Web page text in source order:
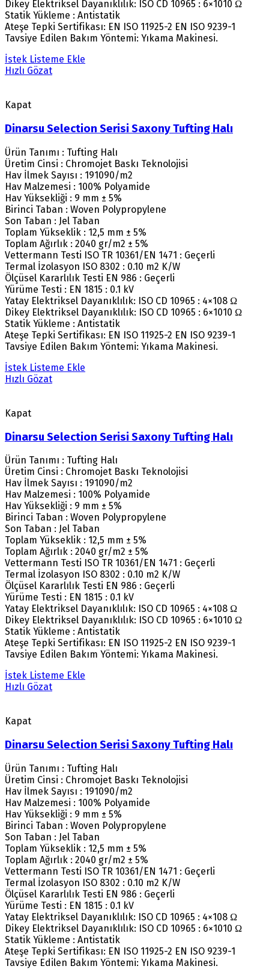
Dikey Elektriksel Dayanıklılık: ISO CD 10965 : 6×1010 Ω
Statik Yükleme : Antistatik
Ateşe Tepki Sertifikası: EN ISO 11925-2 EN ISO 9239-1
Tavsiye Edilen Bakım Yöntemi: Yıkama Makinesi.
İstek Listeme Ekle
Hızlı Gözat
Kapat
Dinarsu Selection Serisi Saxony Tufting Halı
Ürün Tanımı : Tufting Halı
Üretim Cinsi : Chromojet Baskı Teknolojisi
Hav İlmek Sayısı : 191090/m2
Hav Malzemesi : 100% Polyamide
Hav Yüksekliği : 9 mm ± 5%
Birinci Taban : Woven Polypropylene
Son Taban : Jel Taban
Toplam Yükseklik : 12,5 mm ± 5%
Toplam Ağırlık : 2040 gr/m2 ± 5%
Vettermann Testi ISO TR 10361/EN 1471 : Geçerli
Termal İzolasyon ISO 8302 : 0.10 m2 K/W
Ölçüsel Kararlılık Testi EN 986 : Geçerli
Yürüme Testi : EN 1815 : 0.1 kV
Yatay Elektriksel Dayanıklılık: ISO CD 10965 : 4×108 Ω
Dikey Elektriksel Dayanıklılık: ISO CD 10965 : 6×1010 Ω
Statik Yükleme : Antistatik
Ateşe Tepki Sertifikası: EN ISO 11925-2 EN ISO 9239-1
Tavsiye Edilen Bakım Yöntemi: Yıkama Makinesi.
İstek Listeme Ekle
Hızlı Gözat
Kapat
Dinarsu Selection Serisi Saxony Tufting Halı
Ürün Tanımı : Tufting Halı
Üretim Cinsi : Chromojet Baskı Teknolojisi
Hav İlmek Sayısı : 191090/m2
Hav Malzemesi : 100% Polyamide
Hav Yüksekliği : 9 mm ± 5%
Birinci Taban : Woven Polypropylene
Son Taban : Jel Taban
Toplam Yükseklik : 12,5 mm ± 5%
Toplam Ağırlık : 2040 gr/m2 ± 5%
Vettermann Testi ISO TR 10361/EN 1471 : Geçerli
Termal İzolasyon ISO 8302 : 0.10 m2 K/W
Ölçüsel Kararlılık Testi EN 986 : Geçerli
Yürüme Testi : EN 1815 : 0.1 kV
Yatay Elektriksel Dayanıklılık: ISO CD 10965 : 4×108 Ω
Dikey Elektriksel Dayanıklılık: ISO CD 10965 : 6×1010 Ω
Statik Yükleme : Antistatik
Ateşe Tepki Sertifikası: EN ISO 11925-2 EN ISO 9239-1
Tavsiye Edilen Bakım Yöntemi: Yıkama Makinesi.
İstek Listeme Ekle
Hızlı Gözat
Kapat
Dinarsu Selection Serisi Saxony Tufting Halı
Ürün Tanımı : Tufting Halı
Üretim Cinsi : Chromojet Baskı Teknolojisi
Hav İlmek Sayısı : 191090/m2
Hav Malzemesi : 100% Polyamide
Hav Yüksekliği : 9 mm ± 5%
Birinci Taban : Woven Polypropylene
Son Taban : Jel Taban
Toplam Yükseklik : 12,5 mm ± 5%
Toplam Ağırlık : 2040 gr/m2 ± 5%
Vettermann Testi ISO TR 10361/EN 1471 : Geçerli
Termal İzolasyon ISO 8302 : 0.10 m2 K/W
Ölçüsel Kararlılık Testi EN 986 : Geçerli
Yürüme Testi : EN 1815 : 0.1 kV
Yatay Elektriksel Dayanıklılık: ISO CD 10965 : 4×108 Ω
Dikey Elektriksel Dayanıklılık: ISO CD 10965 : 6×1010 Ω
Statik Yükleme : Antistatik
Ateşe Tepki Sertifikası: EN ISO 11925-2 EN ISO 9239-1
Tavsiye Edilen Bakım Yöntemi: Yıkama Makinesi.